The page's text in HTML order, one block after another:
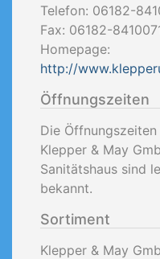
Telefon: 06182-
Fax: 06182-
Homepage:
http://
Öffnungszeiten
Die Öffnungszeiten
Klepper & May
Sanitätshaus sind
bekannt.
Sortiment
Klepper & May